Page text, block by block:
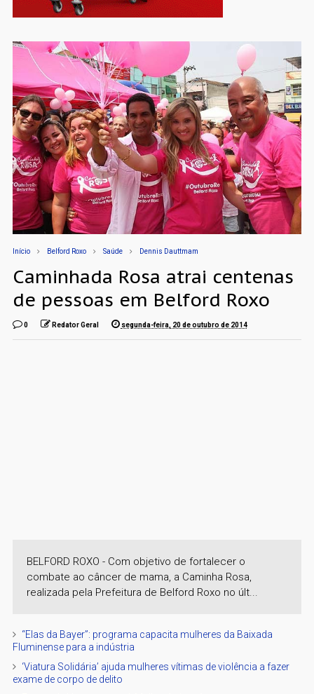
Início Belford Roxo Saúde Dennis Dauttmam
Caminhada Rosa atrai centenas
de pessoas em Belford Roxo
0 Redator Geral segunda-feira, 20 de outubro de 2014
BELFORD ROXO - Com objetivo de fortalecer o
combate ao câncer de mama, a Caminha Rosa,
realizada pela Prefeitura de Belford Roxo no últ...
“Elas da Bayer”: programa capacita mulheres da Baixada
Fluminense para a indústria
‘Viatura Solidária’ ajuda mulheres vítimas de violência a fazer
exame de corpo de delito